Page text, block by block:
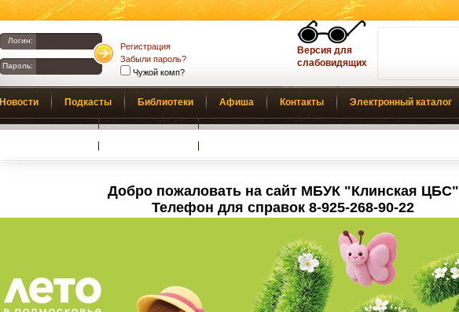
Логин:
Пароль:
Регистрация
Забыли пароль?
Чужой комп?
Версия для
слабовидящих
Новости Подкасты Библиотеки Афиша Контакты Электронный каталог
Добро пожаловать на сайт МБУК "Клинская ЦБС"
Телефон для справок 8-925-268-90-22